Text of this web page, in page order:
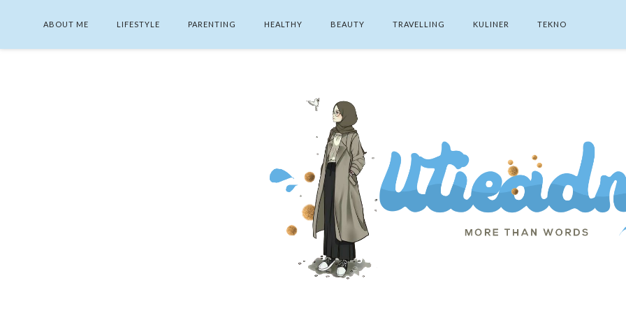
ABOUT ME LIFESTYLE PARENTING HEALTHY BEAUTY TRAVELLING KULINER TEKNO
SEARCH THIS BLOG